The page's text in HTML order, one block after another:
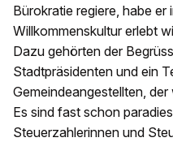
Bürokratie regiere, habe er
Willkommenskultur erlebt
Dazu gehörten der
Stadtpräsidenten und ein
Gemeindeangestellten,
Es sind fast schon
Steuerzahlerinnen und